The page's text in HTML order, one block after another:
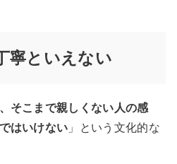
寧といえない
そこまで親しくない人の感
はいけない 」という文化的な